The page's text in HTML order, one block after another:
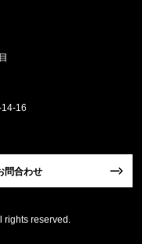
16
問合わせ
rights reserved.